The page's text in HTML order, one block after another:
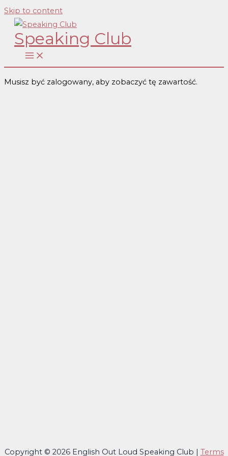
Skip to content
Speaking Club
Musisz być zalogowany, aby zobaczyć tę zawartość.
Copyright © 2026 English Out Loud Speaking Club | Terms